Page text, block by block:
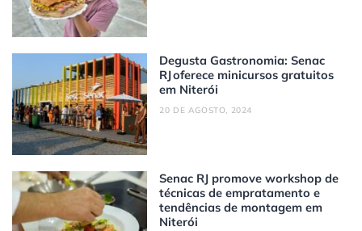
Degusta Gastronomia: Senac
RJ oferece minicursos gratuitos
em Niterói
20 DE AGOSTO, 2024
Senac RJ promove workshop de
técnicas de empratamento e
tendências de montagem em
Niterói